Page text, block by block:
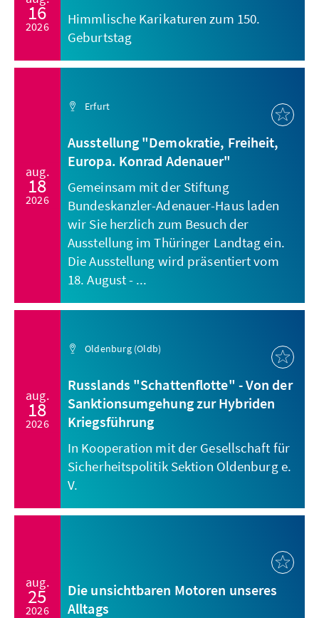
16
2026
Himmlische Karikaturen zum 150.
Geburtstag
aug.
18
2026
Erfurt
Ausstellung "Demokratie, Freiheit,
Europa. Konrad Adenauer"
Gemeinsam mit der Stiftung
Bundeskanzler-Adenauer-Haus laden
wir Sie herzlich zum Besuch der
Ausstellung im Thüringer Landtag ein.
Die Ausstellung wird präsentiert vom
18. August - ...
aug.
18
2026
Oldenburg (Oldb)
Russlands "Schattenflotte" - Von der
Sanktionsumgehung zur Hybriden
Kriegsführung
In Kooperation mit der Gesellschaft für
Sicherheitspolitik Sektion Oldenburg e.
V.
aug.
25
2026
Die unsichtbaren Motoren unseres
Alltags